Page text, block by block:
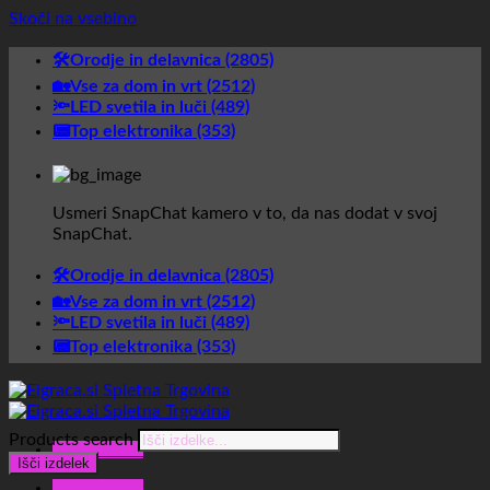
Skoči na vsebino
🛠️Orodje in delavnica (2805)
🏡Vse za dom in vrt (2512)
🔦LED svetila in luči (489)
📟Top elektronika (353)
Usmeri SnapChat kamero v to, da nas dodat v svoj
SnapChat.
🛠️Orodje in delavnica (2805)
🏡Vse za dom in vrt (2512)
🔦LED svetila in luči (489)
📟Top elektronika (353)
Glavni meni
Products search
Išči izdelek